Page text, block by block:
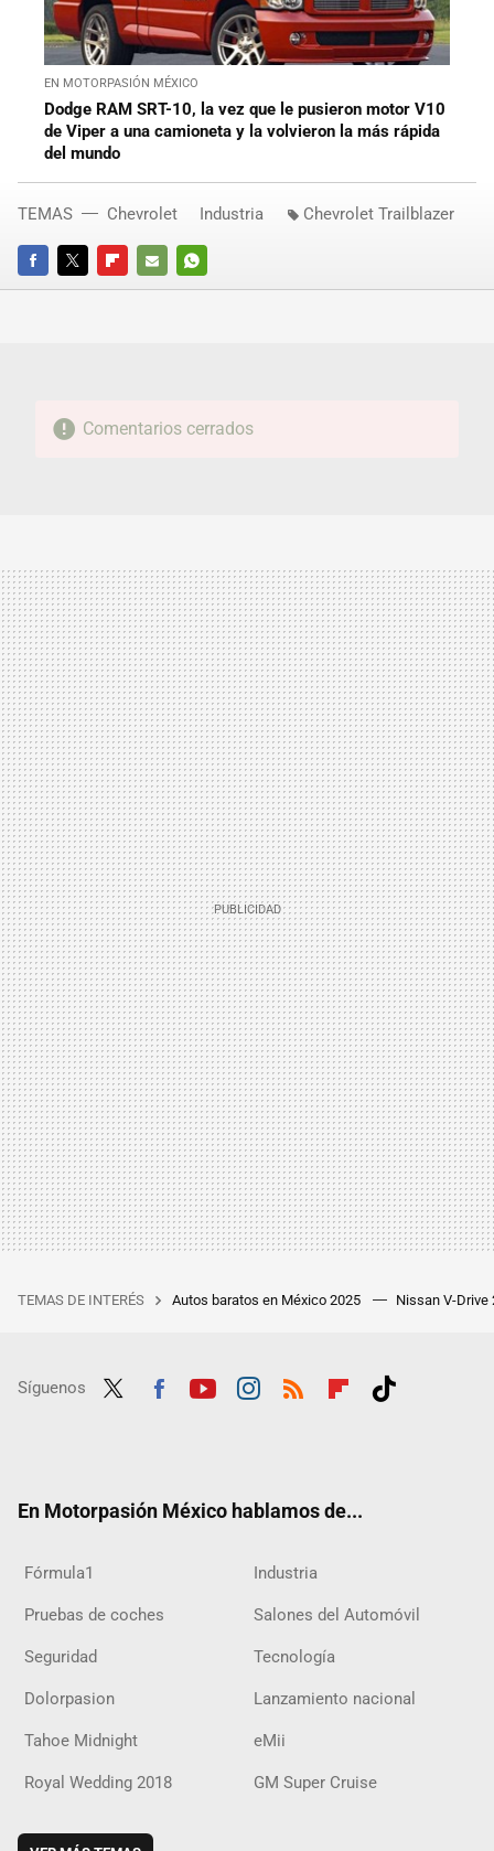
EN MOTORPASIÓN MÉXICO
Dodge RAM SRT-10, la vez que le pusieron motor V10
de Viper a una camioneta y la volvieron la más rápida
del mundo
FACEBOOKTWITTERFLIPBOARD
E-
WHATSAPP
TEMAS Chevrolet Industria Chevrolet Trailblazer
Comentarios cerrados
TEMAS DE INTERÉS Autos baratos en México 2025 Nissan V-Drive
Síguenos
En Motorpasión México hablamos de...
Fórmula1 Industria
Pruebas de coches Salones del Automóvil
Seguridad Tecnología
Dolorpasion Lanzamiento nacional
Tahoe Midnight eMii
Royal Wedding 2018 GM Super Cruise